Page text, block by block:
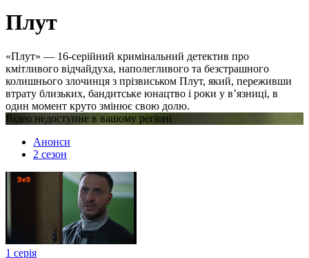
Плут
«Плут» — 16-серійний кримінальний детектив про
кмітливого відчайдуха, наполегливого та безстрашного
колишнього злочинця з прізвиськом Плут, який, переживши
втрату близьких, бандитське юнацтво і роки у в’язниці, в
один момент круто змінює свою долю.
Відео недоступне в вашому регіоні
Анонси
2 сезон
1 серія